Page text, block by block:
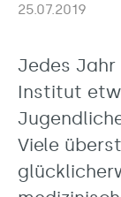
25.07.2019
Jedes Jahr
Institut
Viele